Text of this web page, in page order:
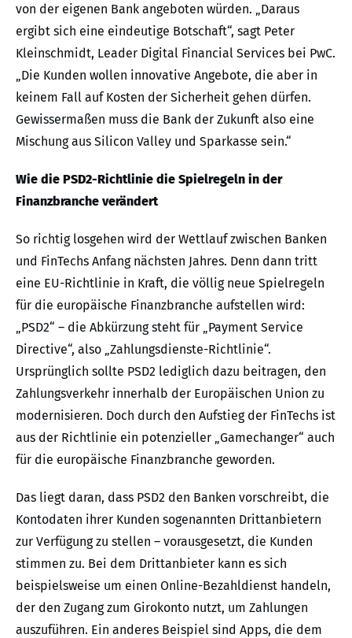
von der eigenen Bank angeboten würden. „Daraus
ergibt sich eine eindeutige Botschaft“, sagt Peter
Kleinschmidt, Leader Digital Financial Services bei PwC.
„Die Kunden wollen innovative Angebote, die aber in
keinem Fall auf Kosten der Sicherheit gehen dürfen.
Gewissermaßen muss die Bank der Zukunft also eine
Mischung aus Silicon Valley und Sparkasse sein.“
Wie die PSD2-Richtlinie die Spielregeln in der
Finanzbranche verändert
So richtig losgehen wird der Wettlauf zwischen Banken
und FinTechs Anfang nächsten Jahres. Denn dann tritt
eine EU-Richtlinie in Kraft, die völlig neue Spielregeln
für die europäische Finanzbranche aufstellen wird:
„PSD2“ – die Abkürzung steht für „Payment Service
Directive“, also „Zahlungsdienste-Richtlinie“.
Ursprünglich sollte PSD2 lediglich dazu beitragen, den
Zahlungsverkehr innerhalb der Europäischen Union zu
modernisieren. Doch durch den Aufstieg der FinTechs ist
aus der Richtlinie ein potenzieller „Gamechanger“ auch
für die europäische Finanzbranche geworden.
Das liegt daran, dass PSD2 den Banken vorschreibt, die
Kontodaten ihrer Kunden sogenannten Drittanbietern
zur Verfügung zu stellen – vorausgesetzt, die Kunden
stimmen zu. Bei dem Drittanbieter kann es sich
beispielsweise um einen Online-Bezahldienst handeln,
der den Zugang zum Girokonto nutzt, um Zahlungen
auszuführen. Ein anderes Beispiel sind Apps, die dem